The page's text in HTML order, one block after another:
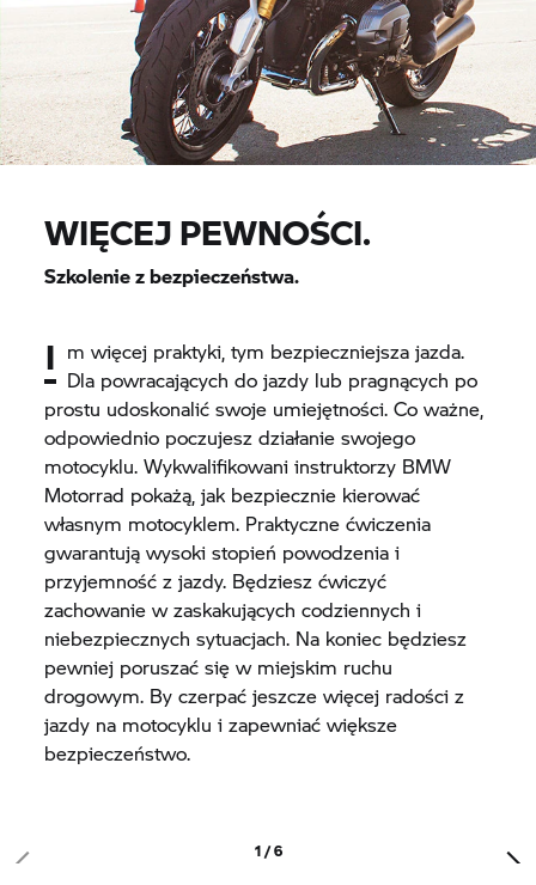
WIĘCEJ PEWNOŚCI.
Szkolenie z bezpieczeństwa.
I m więcej praktyki, tym bezpieczniejsza jazda.
Dla powracających do jazdy lub pragnących po
prostu udoskonalić swoje umiejętności. Co ważne,
odpowiednio poczujesz działanie swojego
motocyklu. Wykwalifikowani instruktorzy BMW
Motorrad pokażą, jak bezpiecznie kierować
własnym motocyklem. Praktyczne ćwiczenia
gwarantują wysoki stopień powodzenia i
przyjemność z jazdy. Będziesz ćwiczyć
zachowanie w zaskakujących codziennych i
niebezpiecznych sytuacjach. Na koniec będziesz
pewniej poruszać się w miejskim ruchu
drogowym. By czerpać jeszcze więcej radości z
jazdy na motocyklu i zapewniać większe
bezpieczeństwo.
1 / 6